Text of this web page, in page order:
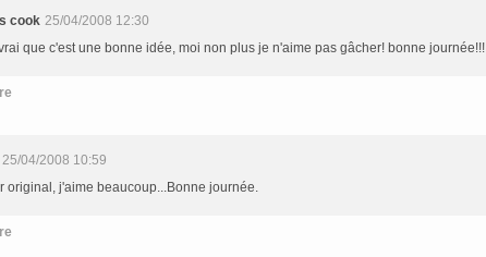
cook 25/04/2008 12:30
que c'est une bonne idée, moi non plus je n'aime pas gâcher! bonne journée!!!
25/04/2008 10:59
original, j'aime beaucoup...Bonne journée.